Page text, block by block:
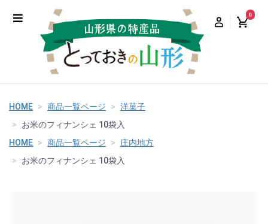
0
HOME 商品一覧ページ
洋菓子
お米のフィナンシェ 10袋入
HOME
商品一覧ページ
庄内地方
お米のフィナンシェ 10袋入